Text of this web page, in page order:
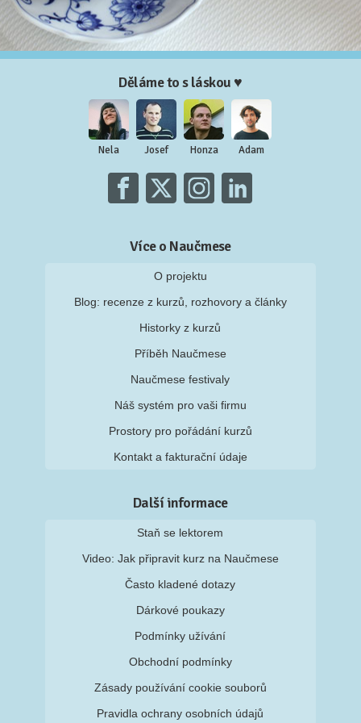
Děláme to s láskou ♥
Nela Josef Honza Adam
Více o Naučmese
O projektu
Blog: recenze z kurzů, rozhovory a články
Historky z kurzů
Příběh Naučmese
Naučmese festivaly
Náš systém pro vaši firmu
Prostory pro pořádání kurzů
Kontakt a fakturační údaje
Další informace
Staň se lektorem
Video: Jak připravit kurz na Naučmese
Často kladené dotazy
Dárkové poukazy
Podmínky užívání
Obchodní podmínky
Zásady používání cookie souborů
Pravidla ochrany osobních údajů